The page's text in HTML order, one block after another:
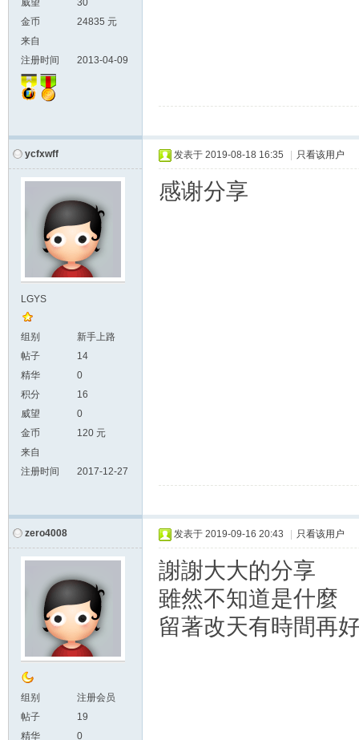
威望
30
金币
24835 元
来自
注册时间
2013-04-09
ycfxwff
LGYS
组别
新手上路
帖子
14
精华
0
积分
16
威望
0
金币
120 元
来自
注册时间
2017-12-27
发表于 2019-08-18 16:35 只看该用户
感谢分享
zero4008
组别
注册会员
帖子
19
精华
0
发表于 2019-09-16 20:43 只看该用户
謝謝大大的分享
雖然不知道是什麼
留著改天有時間再